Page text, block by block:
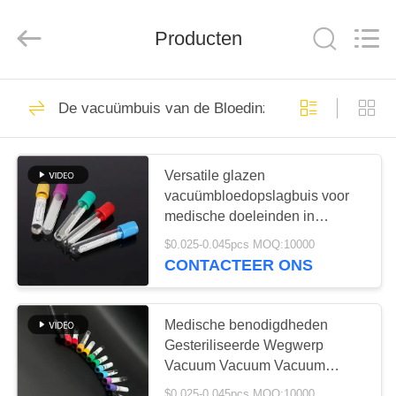
HUIS
PRODUCTEN
ONGEVEER
ONS
FABRIEKSREIS
KWALITEITSCONTROLE
Devices
Bloed die Buis
verzamelen
De vacuümbuis van
de Bloedinzameling
52
Producten
De vacuümbuis van de Bloedinzameling
Versatile glazen
vacuümbloedopslagbuis voor
medische doeleinden in
verschillende maten
$0.025-0.045pcs MOQ:10000
CONTACTEER ONS
Medische benodigdheden
Gesteriliseerde Wegwerp
Vacuum Vacuum Vacuum
Vacuum Vacuum Vacuum